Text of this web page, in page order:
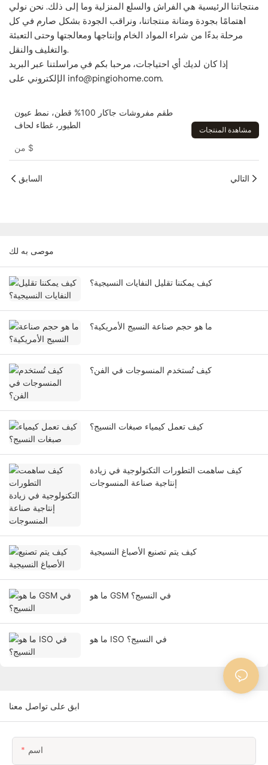
منتجاتنا الرئيسية هي الفراش والسلع المنزلية وما إلى ذلك. نحن نولي
اهتمامًا بجودة ومتانة منتجاتنا، ونراقب الجودة بشكل صارم في كل
مرحلة بدءًا من شراء المواد الخام وإنتاجها ومعالجتها وحتى التعبئة
والتغليف والنقل.
إذا كان لديك أي احتياجات، مرحبا بكم في مراسلتنا عبر البريد
الإلكتروني على info@pingiohome.com.
طقم مفروشات جاكار 100% قطن، نمط عيون
الطيور، غطاء لحاف
$
مشاهدة المنتجات
السابق التالي
موصى به لك
كيف يمكننا تقليل النفايات النسيجية؟
ما هو حجم صناعة النسيج الأمريكية؟
كيف تُستخدم المنسوجات في الفن؟
كيف تعمل كيمياء صبغات النسيج؟
كيف ساهمت التطورات التكنولوجية في زيادة
إنتاجية صناعة المنسوجات
كيف يتم تصنيع الأصباغ النسيجية
ما هو GSM في النسيج؟
ما هو ISO في النسيج؟
ابق على تواصل معنا
اسم